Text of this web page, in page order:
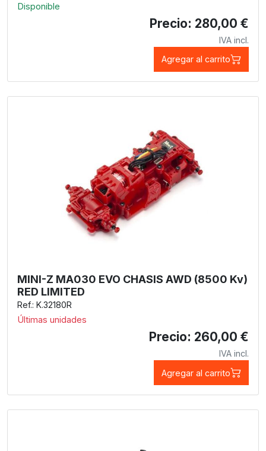
Disponible
Precio: 280,00 €
IVA incl.
Agregar al carrito
MINI-Z MA030 EVO CHASIS AWD (8500 Kv)
RED LIMITED
Ref.: K.32180R
Últimas unidades
Precio: 260,00 €
IVA incl.
Agregar al carrito